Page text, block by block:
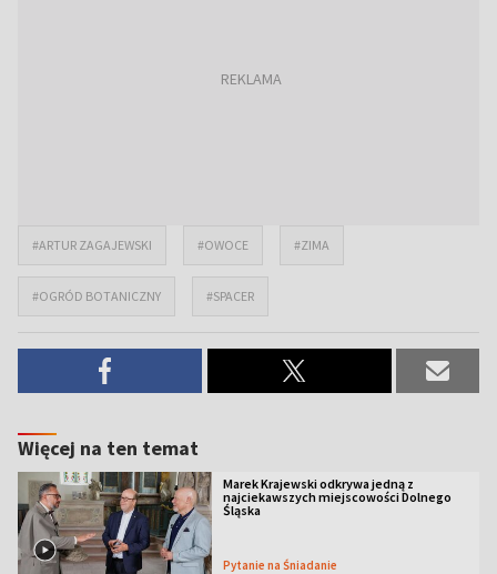
#ARTUR ZAGAJEWSKI #OWOCE #ZIMA
#OGRÓD BOTANICZNY #SPACER
Więcej na ten temat
Marek Krajewski odkrywa jedną z
najciekawszych miejscowości Dolnego
Śląska
Pytanie na Śniadanie